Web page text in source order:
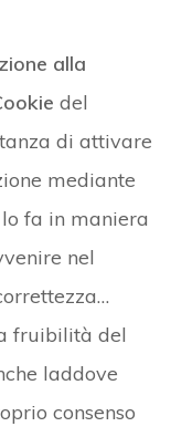
alla
del
di attivare
mediante
fa in maniera
nel
fruibilità del
laddove
consenso